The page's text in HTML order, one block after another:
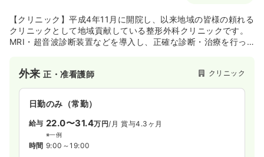
【クリニック】平成4年11月に開院し、以来地域の皆様の頼れる
クリニックとして地域貢献している整形外科クリニックです。
MRI・超音波診断装置などを導入し、正確な診断・治療を行っ
外来正・准看護師 クリニック
日勤のみ（常勤）
給与 22.0〜31.4万円/月 賞与4.3ヶ月
※一例
時間 9:00～19:00